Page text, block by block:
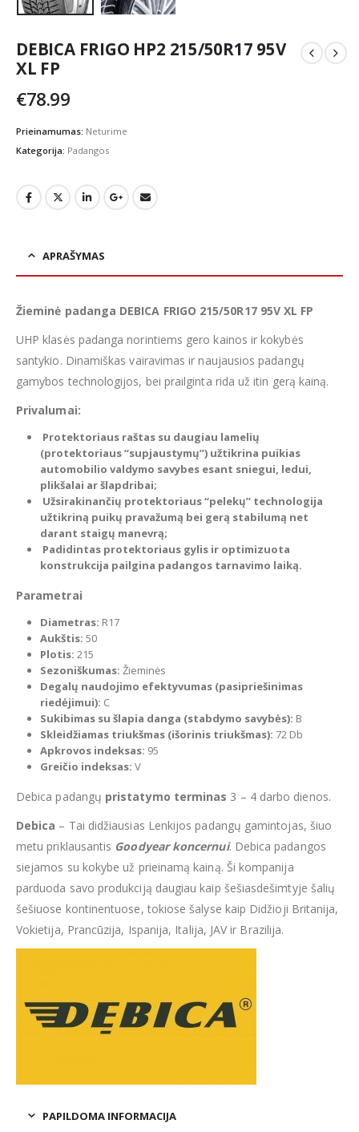
DEBICA FRIGO HP2 215/50R17 95V
XL FP
€78.99
Prieinamumas: Neturime
Kategorija: Padangos
APRAŠYMAS
Žieminė padanga DEBICA FRIGO 215/50R17 95V XL FP
UHP klasės padanga norintiems gero kainos ir kokybės
santykio. Dinamiškas vairavimas ir naujausios padangų
gamybos technologijos, bei prailginta rida už itin gerą kainą.
Privalumai:
Protektoriaus raštas su daugiau lamelių
(protektoriaus “supjaustymų”) užtikrina puikias
automobilio valdymo savybes esant sniegui, ledui,
plikšalai ar šlapdribai;
Užsirakinančių protektoriaus “pelekų” technologija
užtikriną puikų pravažumą bei gerą stabilumą net
darant staigų manevrą;
Padidintas protektoriaus gylis ir optimizuota
konstrukcija pailgina padangos tarnavimo laiką.
Parametrai
Diametras: R17
Aukštis: 50
Plotis: 215
Sezoniškumas: Žieminės
Degalų naudojimo efektyvumas (pasipriešinimas
riedėjimui): C
Sukibimas su šlapia danga (stabdymo savybės): B
Skleidžiamas triukšmas (išorinis triukšmas): 72 Db
Apkrovos indeksas: 95
Greičio indeksas: V
Debica padangų pristatymo terminas 3 – 4 darbo dienos.
Debica – Tai didžiausias Lenkijos padangų gamintojas, šiuo
metu priklausantis Goodyearkoncernui. Debica padangos
siejamos su kokybe už prieinamą kainą. Ši kompanija
parduoda savo produkciją daugiau kaip šešiasdešimtyje šalių
šešiuose kontinentuose, tokiose šalyse kaip Didžioji Britanija,
Vokietija, Prancūzija, Ispanija, Italija, JAV ir Brazilija.
PAPILDOMA INFORMACIJA